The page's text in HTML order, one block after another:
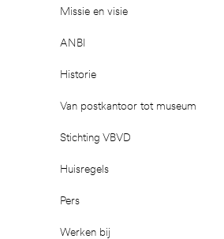
Missie en visie
ANBI
Historie
Van postkantoor tot museum
Stichting VBVD
Huisregels
Pers
Werken bij